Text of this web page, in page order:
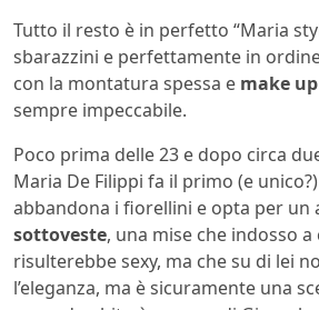
Tutto il resto è in perfetto “Maria
sbarazzini e perfettamente in
con la montatura spessa e make up
sempre impeccabile.
Poco prima delle 23 e dopo circa
Maria De Filippi fa il primo (e
abbandona i fiorellini e opta per un
sottoveste, una mise che indosso
risulterebbe sexy, ma che su di lei
l’eleganza, ma è sicuramente una